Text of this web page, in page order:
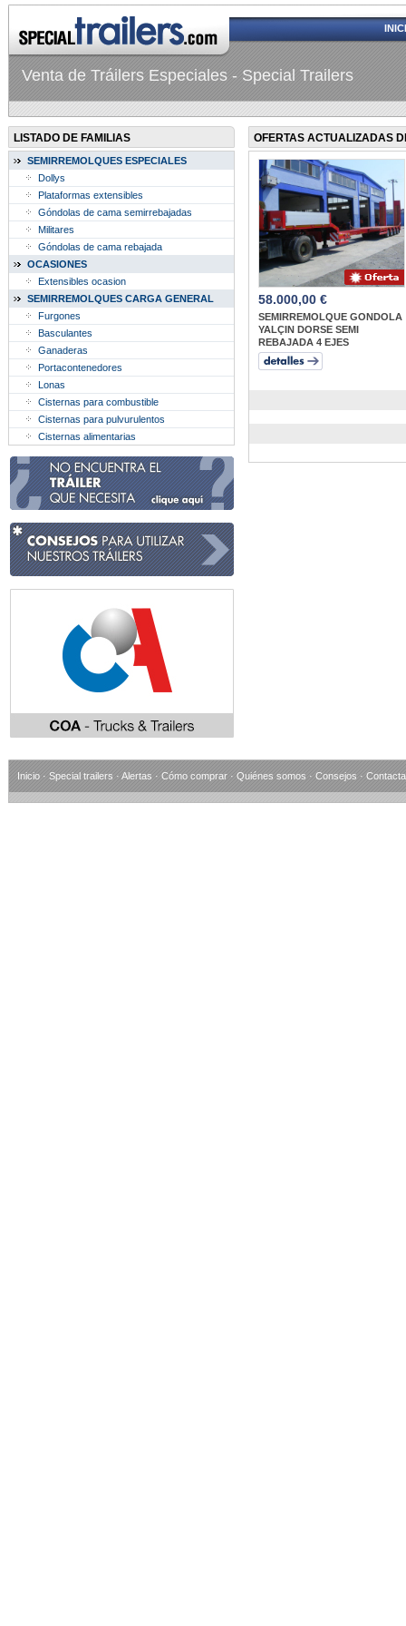
Venta de Tráilers Especiales - Special Trailers
LISTADO DE FAMILIAS
SEMIRREMOLQUES ESPECIALES
Dollys
Plataformas extensibles
Góndolas de cama semirrebajadas
Militares
Góndolas de cama rebajada
OCASIONES
Extensibles ocasion
SEMIRREMOLQUES CARGA GENERAL
Furgones
Basculantes
Ganaderas
Portacontenedores
Lonas
Cisternas para combustible
Cisternas para pulvurulentos
Cisternas alimentarias
OFERTAS ACTUALIZADAS
58.000,00 €
SEMIRREMOLQUE GONDOLA
YALÇIN DORSE SEMI
REBAJADA 4 EJES
Inicio · Special trailers · Alertas · Cómo comprar · Quiénes somos · Consejos ·